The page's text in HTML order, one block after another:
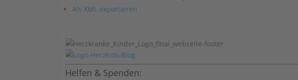
Als XML exportieren
Helfen & Spenden: